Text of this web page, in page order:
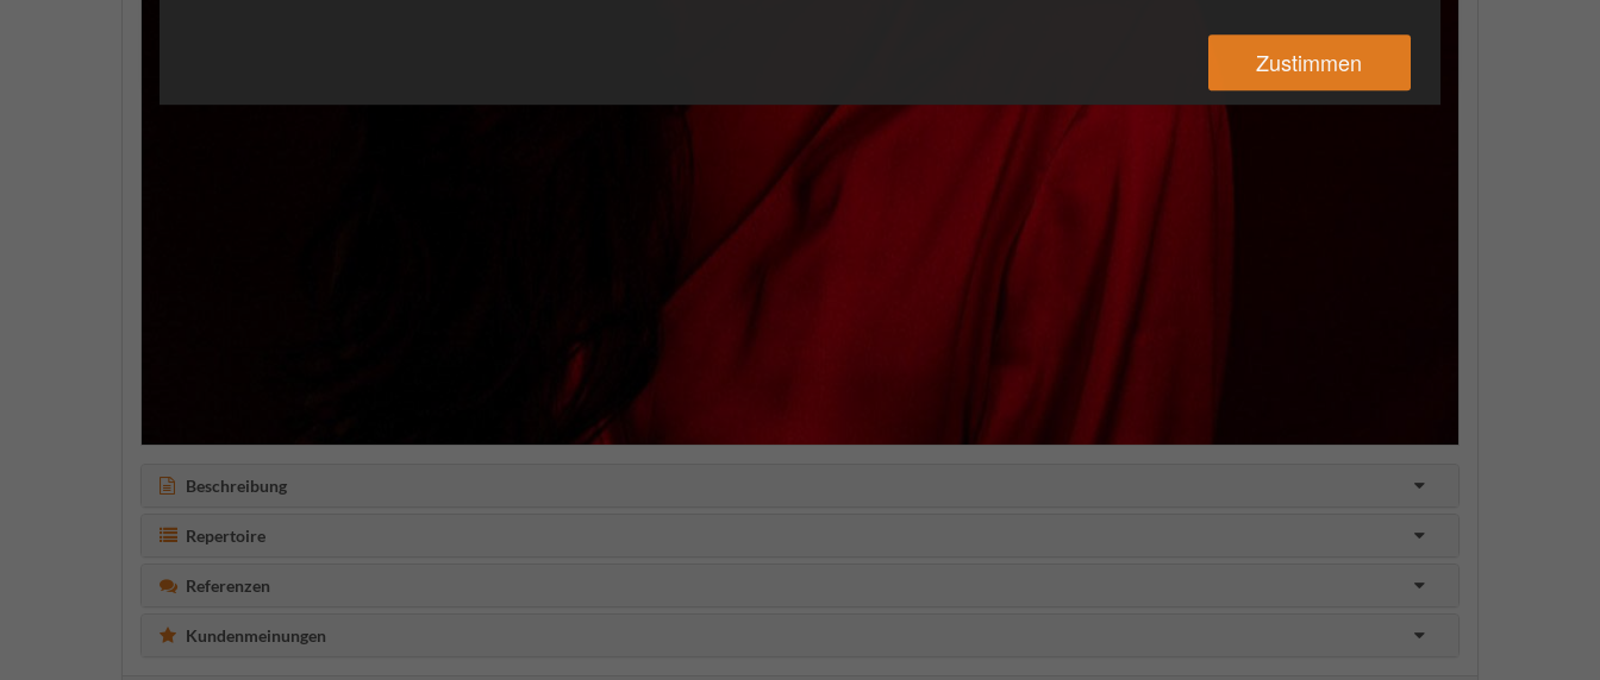
Zustimmen
Beschreibung
Repertoire
Referenzen
Kundenmeinungen